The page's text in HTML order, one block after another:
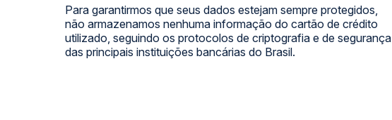
Para garantirmos que seus dados estejam sempre protegidos,
não armazenamos nenhuma informação do cartão de crédito
utilizado, seguindo os protocolos de criptografia e de segurança
das principais instituições bancárias do Brasil.